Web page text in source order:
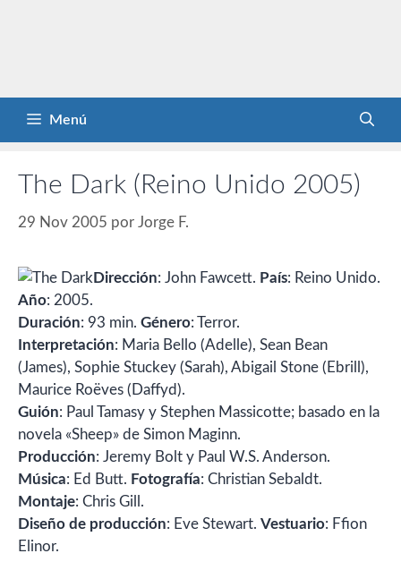
Menú
The Dark (Reino Unido 2005)
29 Nov 2005 por Jorge F.
Dirección: John Fawcett. País: Reino Unido.
Año: 2005.
Duración: 93 min. Género: Terror.
Interpretación: Maria Bello (Adelle), Sean Bean
(James), Sophie Stuckey (Sarah), Abigail Stone (Ebrill),
Maurice Roëves (Daffyd).
Guión: Paul Tamasy y Stephen Massicotte; basado en la
novela «Sheep» de Simon Maginn.
Producción: Jeremy Bolt y Paul W.S. Anderson.
Música: Ed Butt. Fotografía: Christian Sebaldt.
Montaje: Chris Gill.
Diseño de producción: Eve Stewart. Vestuario: Ffion
Elinor.